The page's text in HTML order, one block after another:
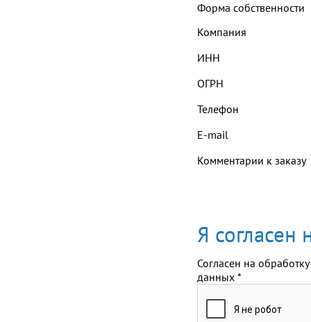
Форма собственности
Компания
ИНН
ОГРН
Телефон
E-mail
Комментарии к заказу
Я согласен
Согласен на обработку
данных *